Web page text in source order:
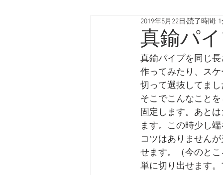
1/700 DD-101 むらさめ（PIT）
真鍮パ
2019年5月22日 読了時間:
真鍮パイプを同じ
作ってみたり、ス
切って選抜してま
そこでこんなこと
固定します。あと
ます。この時少し
コツはありません
せます。（今のと
単に切り出せます